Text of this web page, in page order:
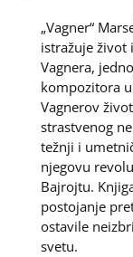
„Vagner“
istražuje život
Vagnera,
kompozitora
Vagnerov
strastvenog
težnji i
njegovu
Bajrojtu.
postojanje
ostavile
svetu.